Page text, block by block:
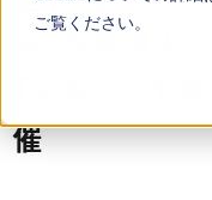
ご覧ください。
谷」を表現する
「似非シブヤ
催